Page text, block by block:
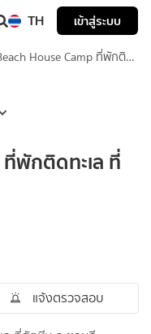
TH เข้าสู่ระบบ
House Camp ที่พักติด
ที่พักติดทะเล ที่
แจ้งตรวจสอบ